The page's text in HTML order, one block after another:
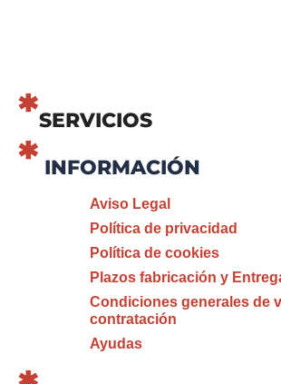
SERVICIOS
INFORMACIÓN
Aviso Legal
Política de privacidad
Política de cookies
Plazos fabricación y
Condiciones generales de
contratación
Ayudas